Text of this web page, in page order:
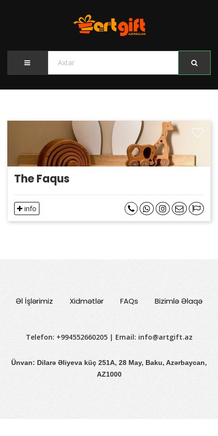
The Faqus
info
Əl İşlərimiz Xidmətlər FAQs Bizimlə Əlaqə
Telefon: +994552660205 | Email: info@artgift.az
Ünvan: Dilarə Əliyeva küç 251A, 28 May, Baku, Azərbaycan,
AZ1000